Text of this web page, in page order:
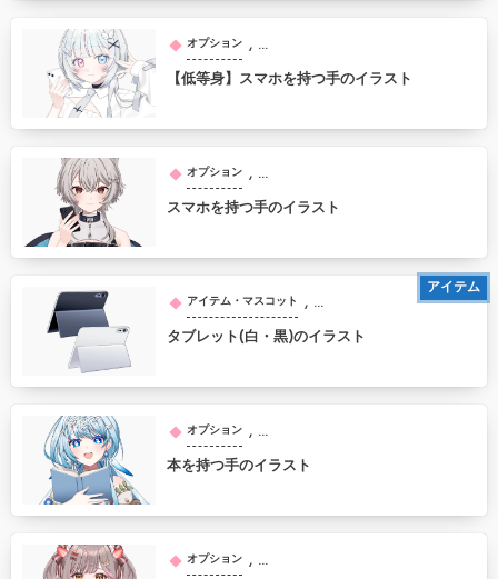
オプション , …
【低等身】スマホを持つ手のイラスト
オプション , …
スマホを持つ手のイラスト
アイテム・マスコット , …
タブレット(白・黒)のイラスト
アイテム
オプション , …
本を持つ手のイラスト
オプション , …